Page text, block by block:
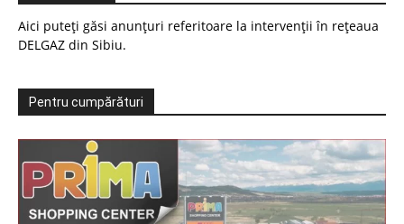
Aici puteți găsi anunțuri referitoare la intervenții în rețeaua
DELGAZ din Sibiu.
Pentru cumpărături